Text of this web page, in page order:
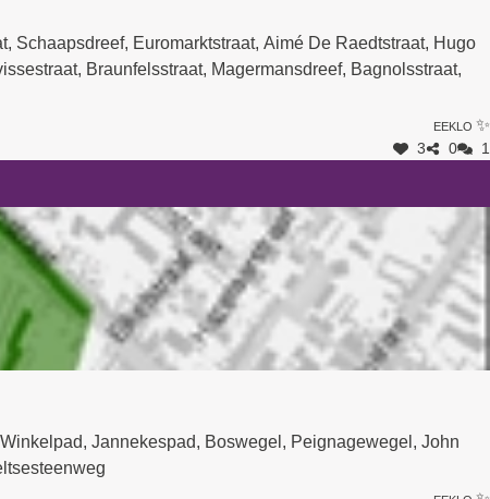
Schaapsdreef, Euromarktstraat, Aimé De Raedtstraat, Hugo
Braunfelsstraat, Magermansdreef, Bagnolsstraat,
Eeklo ✨
3 0 1
Jannekespad, Boswegel, Peignagewegel, John